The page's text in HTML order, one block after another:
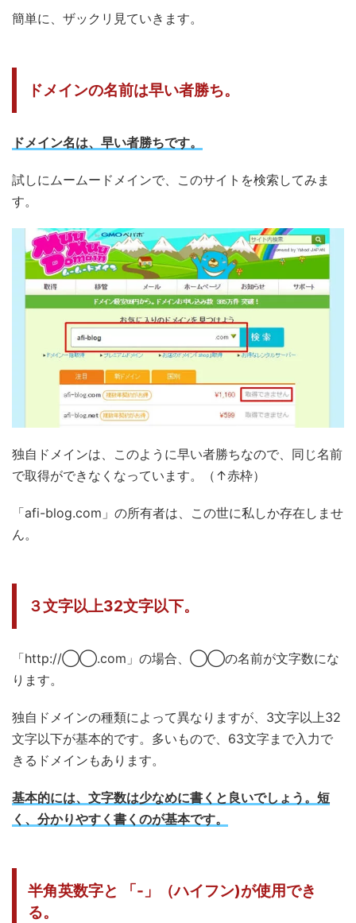
簡単に、ザックリ見ていきます。
ドメインの名前は早い者勝ち。
ドメイン名は、早い者勝ちです。
試しにムームードメインで、このサイトを検索してみま
す。
独自ドメインは、このように早い者勝ちなので、同じ名前
で取得ができなくなっています。（↑赤枠）
「afi-blog.com」の所有者は、この世に私しか存在しませ
ん。
３文字以上32文字以下。
「http://◯◯.com」の場合、◯◯の名前が文字数にな
ります。
独自ドメインの種類によって異なりますが、3文字以上32
文字以下が基本的です。多いもので、63文字まで入力で
きるドメインもあります。
基本的には、文字数は少なめに書くと良いでしょう。短
く、分かりやすく書くのが基本です。
半角英数字と 「-」（ハイフン)が使用でき
る。